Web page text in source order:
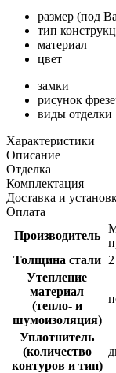
размер (под
тип
материал
цвет
замки
рисунок
виды отделки
Характеристики
Описание
Отделка
Комплектация
Доставка и
Оплата
Производитель
Толщина стали
Утепление
материал
(тепло- и
шумоизоляция)
Уплотнитель
(количество
контуров и тип)